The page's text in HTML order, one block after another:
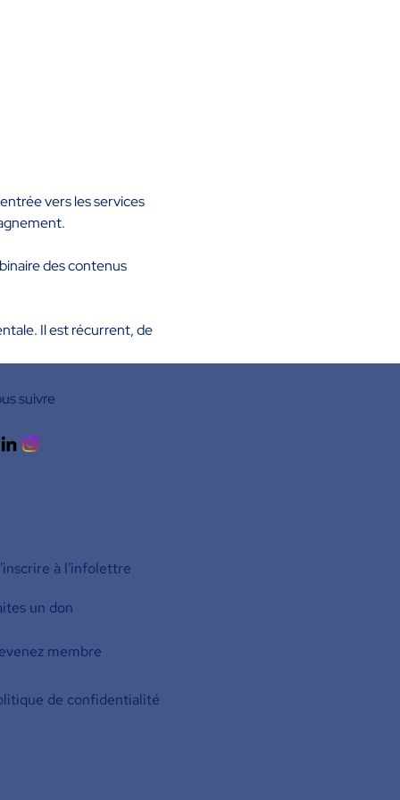
vers les services
des contenus
Il est récurrent, de
suivre
à l'infolettre
un don
membre
de confidentialité